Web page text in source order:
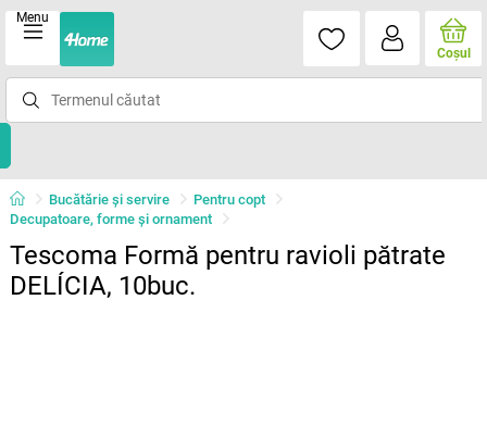
Menu
Coşul
Bucătărie și servire
Pentru copt
Decupatoare, forme şi ornament
Tescoma Formă pentru ravioli pătrate
DELÍCIA, 10buc.